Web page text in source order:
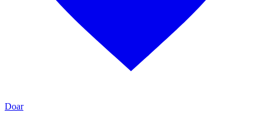
Doar